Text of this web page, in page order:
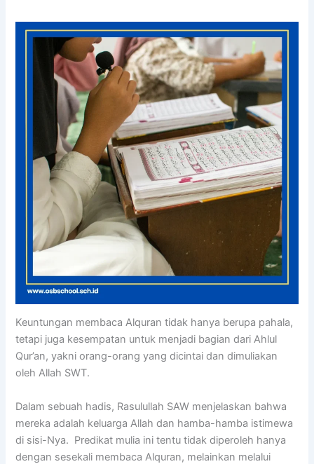
Keuntungan membaca Alquran tidak hanya berupa pahala,
tetapi juga kesempatan untuk menjadi bagian dari Ahlul
Qur’an, yakni orang-orang yang dicintai dan dimuliakan
oleh Allah SWT.
Dalam sebuah hadis, Rasulullah SAW menjelaskan bahwa
mereka adalah keluarga Allah dan hamba-hamba istimewa
di sisi-Nya. Predikat mulia ini tentu tidak diperoleh hanya
dengan sesekali membaca Alquran, melainkan melalui